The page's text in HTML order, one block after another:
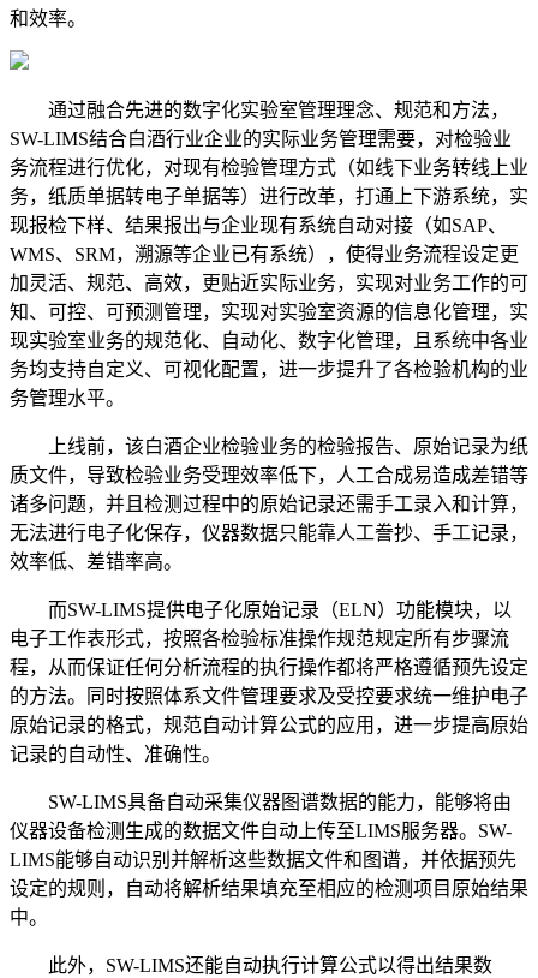
和效率。
通过融合先进的数字化实验室管理理念、规范和方法，
SW-LIMS结合白酒行业企业的实际业务管理需要，对检验业
务流程进行优化，对现有检验管理方式（如线下业务转线上业
务，纸质单据转电子单据等）进行改革，打通上下游系统，实
现报检下样、结果报出与企业现有系统自动对接（如SAP、
WMS、SRM，溯源等企业已有系统），使得业务流程设定更
加灵活、规范、高效，更贴近实际业务，实现对业务工作的可
知、可控、可预测管理，实现对实验室资源的信息化管理，实
现实验室业务的规范化、自动化、数字化管理，且系统中各业
务均支持自定义、可视化配置，进一步提升了各检验机构的业
务管理水平。
上线前，该白酒企业检验业务的检验报告、原始记录为纸
质文件，导致检验业务受理效率低下，人工合成易造成差错等
诸多问题，并且检测过程中的原始记录还需手工录入和计算，
无法进行电子化保存，仪器数据只能靠人工誊抄、手工记录，
效率低、差错率高。
而SW-LIMS提供电子化原始记录（ELN）功能模块，以
电子工作表形式，按照各检验标准操作规范规定所有步骤流
程，从而保证任何分析流程的执行操作都将严格遵循预先设定
的方法。同时按照体系文件管理要求及受控要求统一维护电子
原始记录的格式，规范自动计算公式的应用，进一步提高原始
记录的自动性、准确性。
SW-LIMS具备自动采集仪器图谱数据的能力，能够将由
仪器设备检测生成的数据文件自动上传至LIMS服务器。SW-
LIMS能够自动识别并解析这些数据文件和图谱，并依据预先
设定的规则，自动将解析结果填充至相应的检测项目原始结果
中。
此外，SW-LIMS还能自动执行计算公式以得出结果数